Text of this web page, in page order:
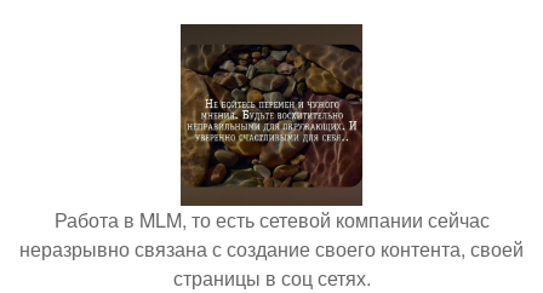
Работа в MLM, то есть сетевой компании сейчас
неразрывно связана с создание своего контента, своей
страницы в соц сетях.